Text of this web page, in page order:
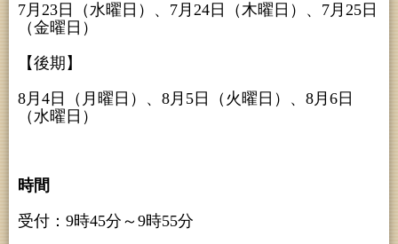
7月23日（水曜日）、7月24日（木曜日）、7月25日
（金曜日）
【後期】
8月4日（月曜日）、8月5日（火曜日）、8月6日
（水曜日）
時間
受付：9時45分～9時55分